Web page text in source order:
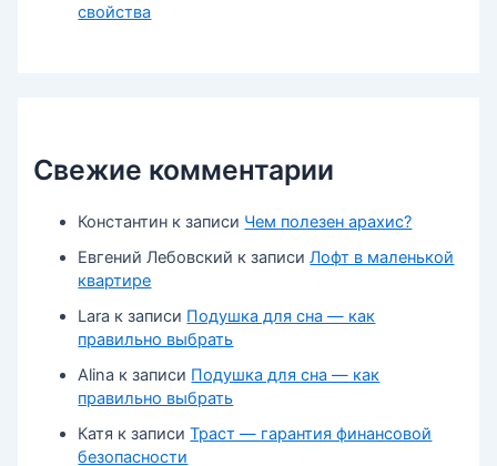
свойства
Свежие комментарии
Константин к записи Чем полезен арахис?
Евгений Лебовский к записиЛофт в маленькой
квартире
Lara к записи Подушка для сна — как
правильно выбрать
Alina к записи Подушка для сна — как
правильно выбрать
Катя к записиТраст — гарантия финансовой
безопасности